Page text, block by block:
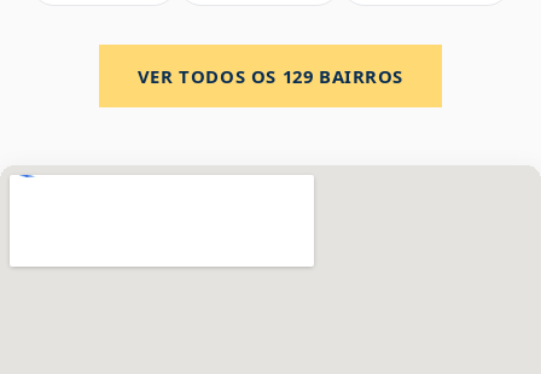
VER TODOS OS 129 BAIRROS